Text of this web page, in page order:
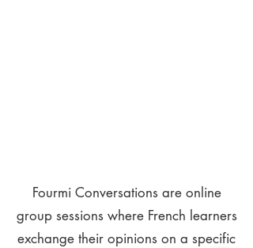
Fourmi Conversations are online
group sessions where French learners
exchange their opinions on a specific